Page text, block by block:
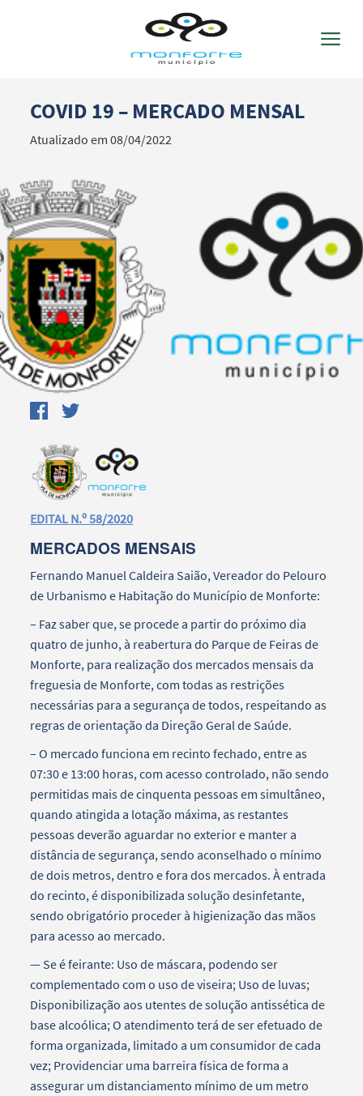
Termo de Pesquisa
Categorias gerais
Filtros
COVID 19 – MERCADO MENSAL
Atualizado em 08/04/2022
EDITAL N.º 58/2020
MERCADOS MENSAIS
Fernando Manuel Caldeira Saião, Vereador do Pelouro
de Urbanismo e Habitação do Município de Monforte:
– Faz saber que, se procede a partir do próximo dia
quatro de junho, à reabertura do Parque de Feiras de
Monforte, para realização dos mercados mensais da
freguesia de Monforte, com todas as restrições
necessárias para a segurança de todos, respeitando as
regras de orientação da Direção Geral de Saúde.
– O mercado funciona em recinto fechado, entre as
07:30 e 13:00 horas, com acesso controlado, não sendo
permitidas mais de cinquenta pessoas em simultâneo,
quando atingida a lotação máxima, as restantes
pessoas deverão aguardar no exterior e manter a
distância de segurança, sendo aconselhado o mínimo
de dois metros, dentro e fora dos mercados. À entrada
do recinto, é disponibilizada solução desinfetante,
sendo obrigatório proceder à higienização das mãos
para acesso ao mercado.
— Se é feirante: Uso de máscara, podendo ser
complementado com o uso de viseira; Uso de luvas;
Disponibilização aos utentes de solução antissética de
base alcoólica; O atendimento terá de ser efetuado de
forma organizada, limitado a um consumidor de cada
vez; Providenciar uma barreira física de forma a
assegurar um distanciamento mínimo de um metro